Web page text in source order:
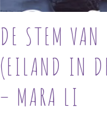
DE STEM VAN
(EILAND IN
– MARA LI